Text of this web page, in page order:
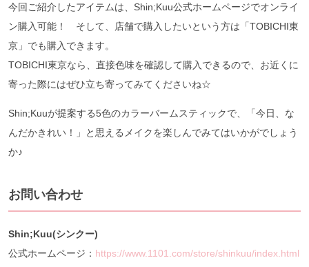
今回ご紹介したアイテムは、Shin;Kuu公式ホームページでオンライ
ン購入可能！ そして、店舗で購入したいという方は「TOBICHI東
京」でも購入できます。
TOBICHI東京なら、直接色味を確認して購入できるので、お近くに
寄った際にはぜひ立ち寄ってみてくださいね☆
Shin;Kuuが提案する5色のカラーバームスティックで、「今日、な
んだかきれい！」と思えるメイクを楽しんでみてはいかがでしょう
か♪
お問い合わせ
Shin;Kuu(シンクー)
公式ホームページ： https://www.1101.com/store/shinkuu/index.html